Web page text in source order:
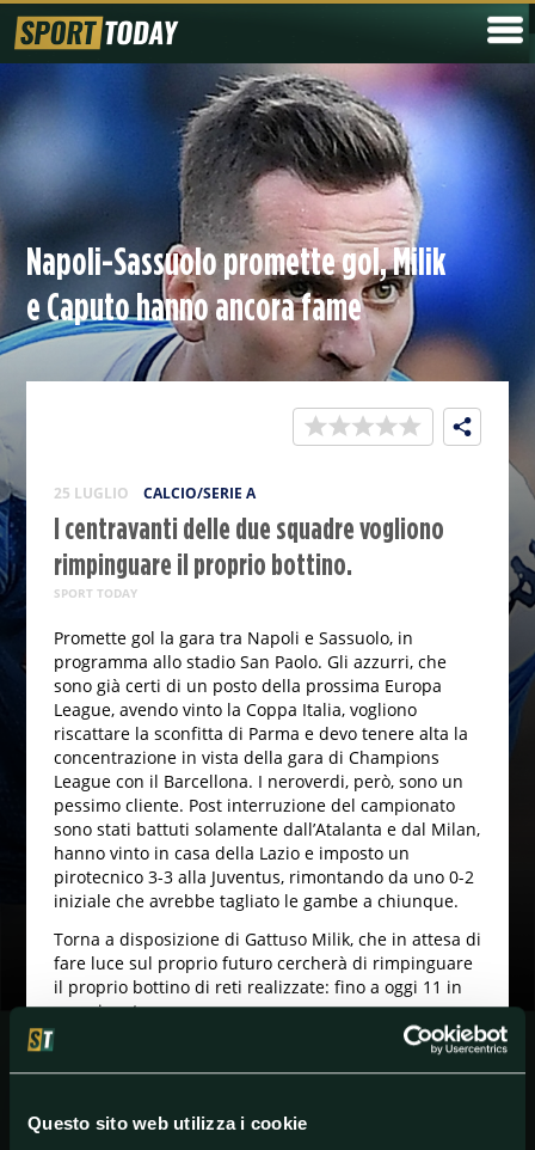
Questo sito web utilizza i cookie
Napoli-Sassuolo promette gol, Milik
e Caputo hanno ancora fame
25 LUGLIO CALCIO/SERIE A
I centravanti delle due squadre vogliono
rimpinguare il proprio bottino.
SPORT TODAY
Promette gol la gara tra Napoli e Sassuolo, in
programma allo stadio San Paolo. Gli azzurri, che
sono già certi di un posto della prossima Europa
League, avendo vinto la Coppa Italia, vogliono
riscattare la sconfitta di Parma e devo tenere alta la
concentrazione in vista della gara di Champions
League con il Barcellona. I neroverdi, però, sono un
pessimo cliente. Post interruzione del campionato
sono stati battuti solamente dall’Atalanta e dal Milan,
hanno vinto in casa della Lazio e imposto un
pirotecnico 3-3 alla Juventus, rimontando da uno 0-2
iniziale che avrebbe tagliato le gambe a chiunque.
Torna a disposizione di Gattuso Milik, che in attesa di
fare luce sul proprio futuro cercherà di rimpinguare
il proprio bottino di reti realizzate: fino a oggi 11 in
campionato.
Tra gli ospiti occhi ancora una volta puntati su Ciccio
Caputo, uno che a fari spenti vede la porta come
campionato e potrebbe eguagliare il suo record di